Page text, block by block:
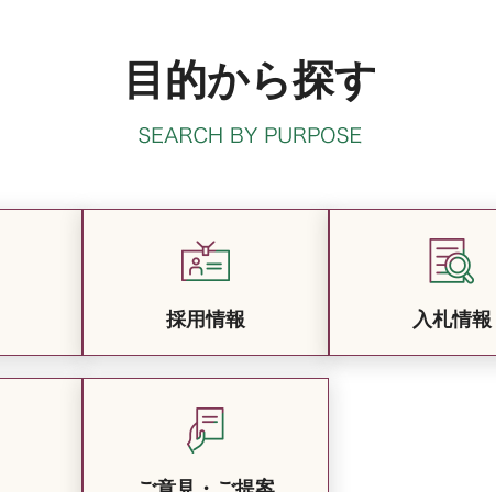
目的から探す
採用情報 入札情報